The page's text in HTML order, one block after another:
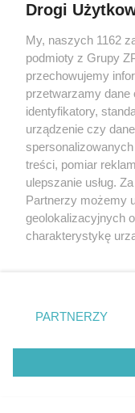
Żaden utwór
rozpowszechniany lub
(w tym także
eksploatacji w
Internecie bez pisemnej
lub wykorzystanie
prawa, tzn. bez
może być ścigane
Drogi
My, naszych 1162
podmioty z Grupy
przechowujemy
przetwarzamy dane
identyfikatory,
urządzenie czy
treści, pomiar
ulepszanie usług.
Partnerzy możemy
geolokalizacyjnych
charakterystykę
zmienić/wycofać
znajdujący się w
rodzaje
użytkownika, ale
przetwarzaniu.
PARTNERZY